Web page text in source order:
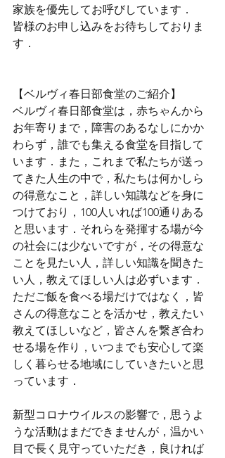
家族を優先してお呼びしています．
皆様のお申し込みをお待ちしておりま
す．
【ベルヴィ春日部食堂のご紹介】
ベルヴィ春日部食堂は，赤ちゃんから
お年寄りまで，障害のあるなしにかか
わらず，誰でも集える食堂を目指して
います．また，これまで私たちが送っ
てきた人生の中で，私たちは何かしら
の得意なこと，詳しい知識などを身に
つけており，100人いれば100通りある
と思います．それらを発揮する場が今
の社会には少ないですが，その得意な
ことを見たい人，詳しい知識を聞きた
い人，教えてほしい人は必ずいます．
ただご飯を食べる場だけではなく，皆
さんの得意なことを活かせ，教えたい
教えてほしいなど，皆さんを繋ぎ合わ
せる場を作り，いつまでも安心して楽
しく暮らせる地域にしていきたいと思
っています．
新型コロナウイルスの影響で，思うよ
うな活動はまだできませんが，温かい
目で長く見守っていただき，良ければ